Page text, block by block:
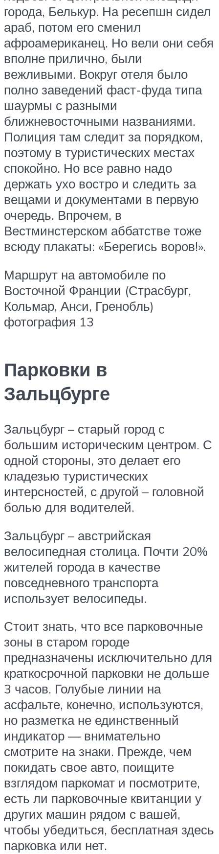
города, Белькур. На ресепшн сидел
араб, потом его сменил
афроамериканец. Но вели они себя
вполне прилично, были
вежливыми. Вокруг отеля было
полно заведений фаст-фуда типа
шаурмы с разными
ближневосточными названиями.
Полиция там следит за порядком,
поэтому в туристических местах
спокойно. Но все равно надо
держать ухо востро и следить за
вещами и документами в первую
очередь. Впрочем, в
Вестминстерском аббатстве тоже
всюду плакаты: «Берегись воров!».
Маршрут на автомобиле по
Восточной Франции (Страсбург,
Кольмар, Анcи, Гренобль)
фотография 13
Парковки в
Зальцбурге
Зальцбург – старый город с
большим историческим центром. С
одной стороны, это делает его
кладезью туристических
интерсностей, с другой – головной
болью для водителей.
Зальцбург – австрийская
велосипедная столица. Почти 20%
жителей города в качестве
повседневного транспорта
использует велосипеды.
Стоит знать, что все парковочные
зоны в старом городе
предназначены исключительно для
краткосрочной парковки не дольше
3 часов. Голубые линии на
асфальте, конечно, используются,
но разметка не единственный
индикатор — внимательно
смотрите на знаки. Прежде, чем
покидать свое авто, поищите
взглядом паркомат и посмотрите,
есть ли парковочные квитанции у
других машин рядом с вашей,
чтобы убедиться, бесплатная здесь
парковка или нет.